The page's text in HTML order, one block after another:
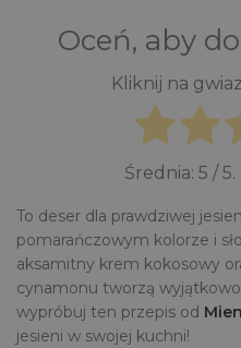
Oceń, aby
Kliknij na
Średnia: 5 / 5.
To deser dla prawdziwej
pomarańczowym kolorze i
aksamitny krem kokosowy
cynamonu tworzą
wypróbuj ten przepis od
jesieni w swojej kuchni!